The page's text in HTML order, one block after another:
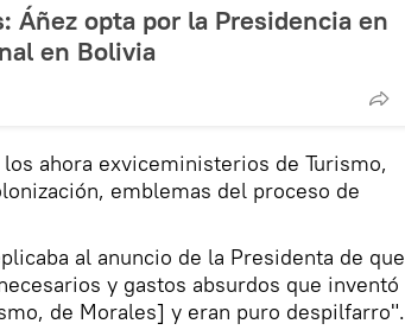
Áñez opta por la Presidencia en
en Bolivia
ahora exviceministerios de Turismo,
emblemas del proceso de
al anuncio de la Presidenta de que
y gastos absurdos que inventó
de Morales] y eran puro despilfarro".